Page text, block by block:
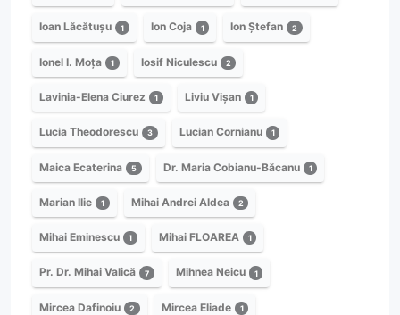
Ioan Lăcătușu 1 Ion Coja 1 Ion Ștefan 2
Ionel I. Moța 1 Iosif Niculescu 2
Lavinia-Elena Ciurez 1 Liviu Vișan 1
Lucia Theodorescu 3 Lucian Cornianu 1
Maica Ecaterina 5 Dr. Maria Cobianu-Băcanu 1
Marian Ilie 1 Mihai Andrei Aldea 2
Mihai Eminescu 1 Mihai FLOAREA 1
Pr. Dr. Mihai Valică 7 Mihnea Neicu 1
Mircea Dafinoiu 2 Mircea Eliade 1